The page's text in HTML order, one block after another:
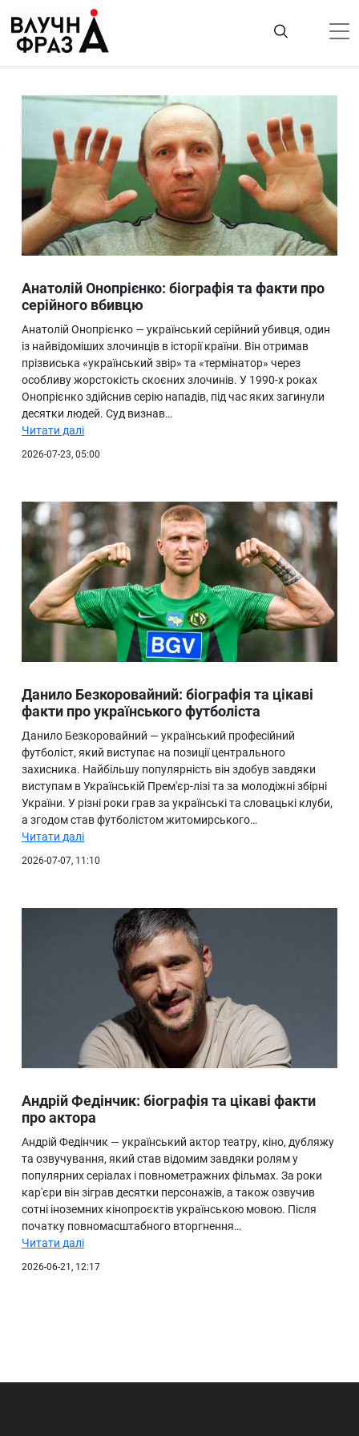
содержимому
Життя
Лайфстайл
ТехноНаука
Людина
Ukraine
Про нас
Анатолій Онопрієнко: біографія та факти про
серійного вбивцю
Анатолій Онопрієнко — український серійний убивця, один
із найвідоміших злочинців в історії країни. Він отримав
прізвиська «український звір» та «термінатор» через
особливу жорстокість скоєних злочинів. У 1990-х роках
Онопрієнко здійснив серію нападів, під час яких загинули
десятки людей. Суд визнав…
Читати далі
2026-07-23, 05:00
Данило Безкоровайний: біографія та цікаві
факти про українського футболіста
Данило Безкоровайний — український професійний
футболіст, який виступає на позиції центрального
захисника. Найбільшу популярність він здобув завдяки
виступам в Українській Прем'єр-лізі та за молодіжні збірні
України. У різні роки грав за українські та словацькі клуби,
а згодом став футболістом житомирського…
Читати далі
2026-07-07, 11:10
Андрій Федінчик: біографія та цікаві факти
про актора
Андрій Федінчик — український актор театру, кіно, дубляжу
та озвучування, який став відомим завдяки ролям у
популярних серіалах і повнометражних фільмах. За роки
кар'єри він зіграв десятки персонажів, а також озвучив
сотні іноземних кінопроєктів українською мовою. Після
початку повномасштабного вторгнення…
Читати далі
2026-06-21, 12:17